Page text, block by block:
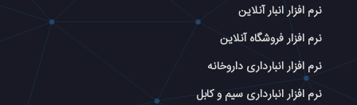
نرم افزار انبار آنلاین
نرم افزار فروشگاه آنلاین
نرم افزار انبارداری داروخانه
نرم افزار انبارداری سیم و کابل